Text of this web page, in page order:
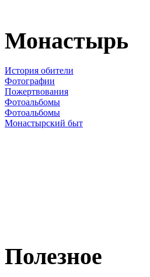
Монастырь
История обители
Фотографии
Пожертвования
Фотоальбомы
Фотоальбомы
Монастырский быт
Полезное